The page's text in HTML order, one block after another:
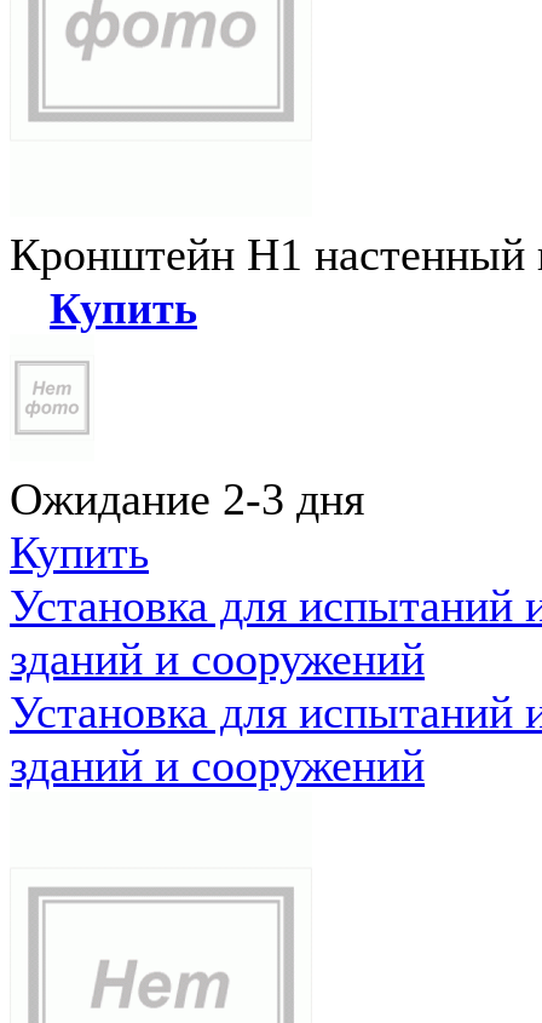
Кронштейн Н1
Купить
Ожидание 2-3 дня
Купить
Установка для испытаний
зданий и сооружений
Установка для испытаний
зданий и сооружений